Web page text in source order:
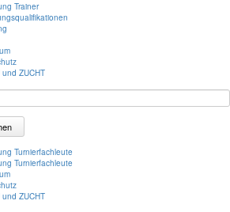
Trainer
und ZUCHT
Turnierfachleute
Turnierfachleute
und ZUCHT